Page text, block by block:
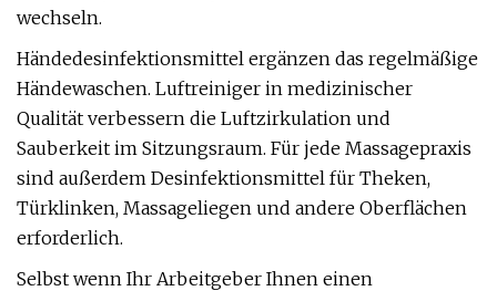
wechseln.
Händedesinfektionsmittel ergänzen das regelmäßige
Händewaschen. Luftreiniger in medizinischer
Qualität verbessern die Luftzirkulation und
Sauberkeit im Sitzungsraum. Für jede Massagepraxis
sind außerdem Desinfektionsmittel für Theken,
Türklinken, Massageliegen und andere Oberflächen
erforderlich.
Selbst wenn Ihr Arbeitgeber Ihnen einen